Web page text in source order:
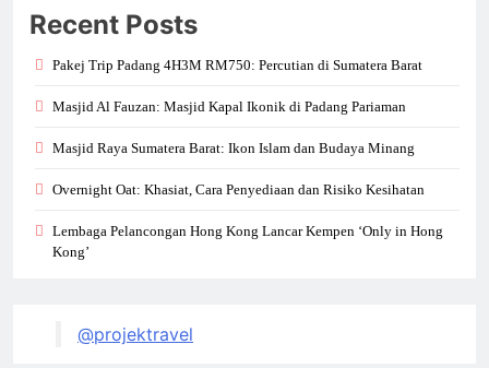
Recent Posts
Pakej Trip Padang 4H3M RM750: Percutian di Sumatera Barat
Masjid Al Fauzan: Masjid Kapal Ikonik di Padang Pariaman
Masjid Raya Sumatera Barat: Ikon Islam dan Budaya Minang
Overnight Oat: Khasiat, Cara Penyediaan dan Risiko Kesihatan
Lembaga Pelancongan Hong Kong Lancar Kempen ‘Only in Hong
Kong’
@projektravel